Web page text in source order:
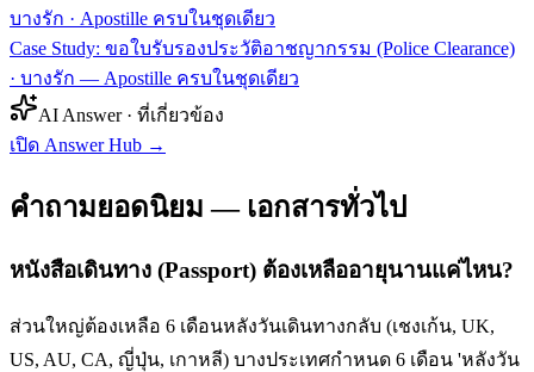
บางรัก · Apostille ครบในชุดเดียว
Case Study: ขอใบรับรองประวัติอาชญากรรม (Police Clearance)
· บางรัก — Apostille ครบในชุดเดียว
AI Answer · ที่เกี่ยวข้อง
เปิด Answer Hub →
คำถามยอดนิยม — เอกสารทั่วไป
หนังสือเดินทาง (Passport) ต้องเหลืออายุนานแค่ไหน?
ส่วนใหญ่ต้องเหลือ 6 เดือนหลังวันเดินทางกลับ (เชงเก้น, UK,
US, AU, CA, ญี่ปุ่น, เกาหลี) บางประเทศกำหนด 6 เดือน 'หลังวัน